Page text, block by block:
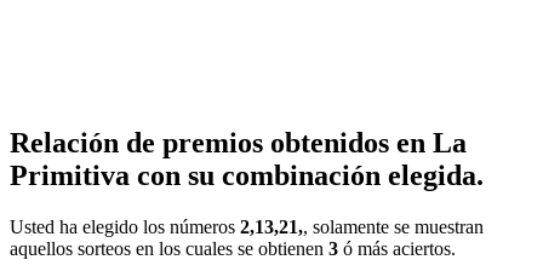
Relación de premios obtenidos en La
Primitiva con su combinación elegida.
Usted ha elegido los números 2,13,21,, solamente se muestran
aquellos sorteos en los cuales se obtienen 3 ó más aciertos.